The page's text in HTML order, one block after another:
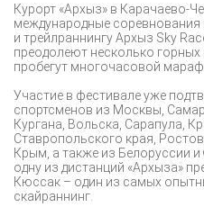
Курорт «Архыз» в Карачаево-
международные соревнования
и трейлраннингу Архыз Sky
преодолеют несколько
пробегут многочасовой
Участие в фестивале уже
спортсменов из Москвы,
Кургана, Вольска, Сарапула,
Ставропольского края,
Крым, а также из Белоруссии
одну из дистанций «Архыза»
Кюссак – один из самых
скайраннинг.